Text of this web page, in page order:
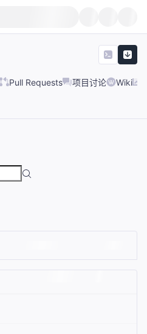
Pull Requests 项目讨论 Wiki